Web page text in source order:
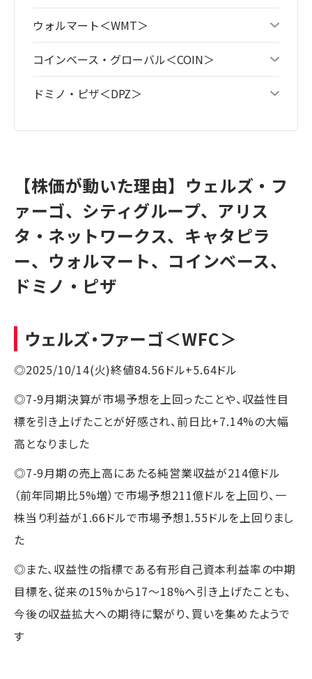
ウォルマート＜WMT＞
コインベース・グローバル＜COIN＞
ドミノ・ピザ＜DPZ＞
【株価が動いた理由】ウェルズ・フ
ァーゴ、シティグループ、アリス
タ・ネットワークス、キャタピラ
ー、ウォルマート、コインベース、
ドミノ・ピザ
ウェルズ・ファーゴ＜WFC＞
◎2025/10/14(火)終値84.56ドル+5.64ドル
◎7-9月期決算が市場予想を上回ったことや、収益性目
標を引き上げたことが好感され、前日比+7.14%の大幅
高となりました
◎7-9月期の売上高にあたる純営業収益が214億ドル
（前年同期比5%増）で市場予想211億ドルを上回り、一
株当り利益が1.66ドルで市場予想1.55ドルを上回りまし
た
◎また、収益性の指標である有形自己資本利益率の中期
目標を、従来の15%から17～18%へ引き上げたことも、
今後の収益拡大への期待に繋がり、買いを集めたようで
す